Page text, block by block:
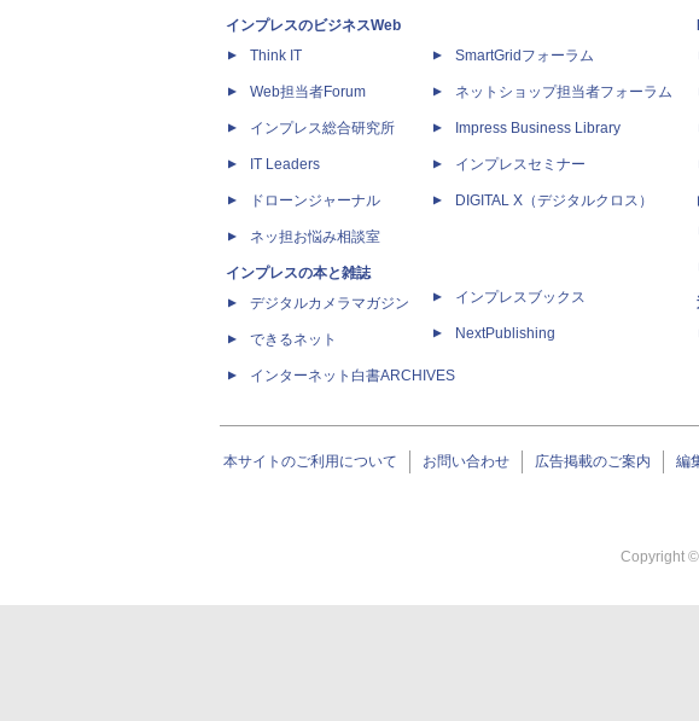
インプレスのビジネスWeb
Think IT
Web担当者Forum
インプレス総合研究所
IT Leaders
ドローンジャーナル
ネッ担お悩み相談室
インプレスの本と雑誌
デジタルカメラマガジン
できるネット
インターネット白書ARCHIVES
SmartGridフォーラム
ネットショップ担当者フォーラム
Impress Business Library
インプレスセミナー
DIGITAL X（デジタルクロス）
インプレスブックス
NextPublishing
本サイトのご利用について お問い合わせ 広告掲載のご案内 編
Copyright ©